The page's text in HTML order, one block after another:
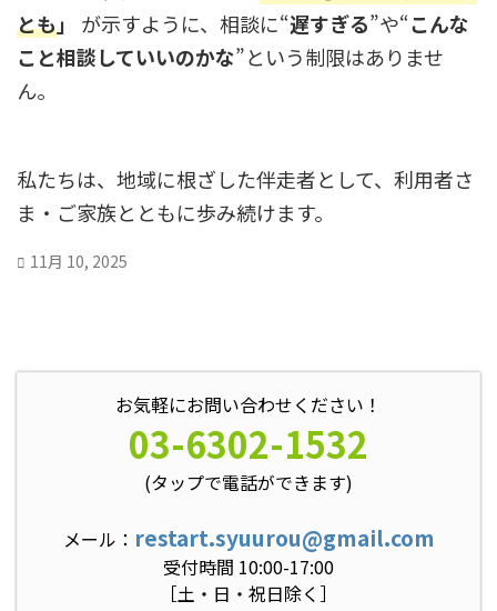
とも」 が示すように、相談に“遅すぎる”や“こんな
こと相談していいのかな”という制限はありませ
ん。
私たちは、地域に根ざした伴走者として、利用者さ
ま・ご家族とともに歩み続けます。
11月 10, 2025
お気軽にお問い合わせください！
03-6302-1532
(タップで電話ができます)
メール： restart.syuurou@gmail.com
受付時間 10:00-17:00
［土・日・祝日除く］